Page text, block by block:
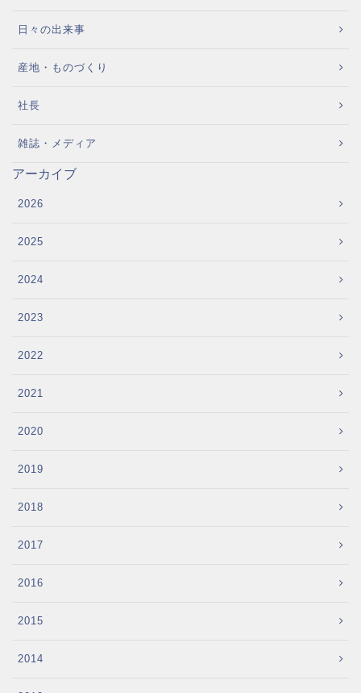
日々の出来事
産地・ものづくり
社長
雑誌・メディア
アーカイブ
2026
2025
2024
2023
2022
2021
2020
2019
2018
2017
2016
2015
2014